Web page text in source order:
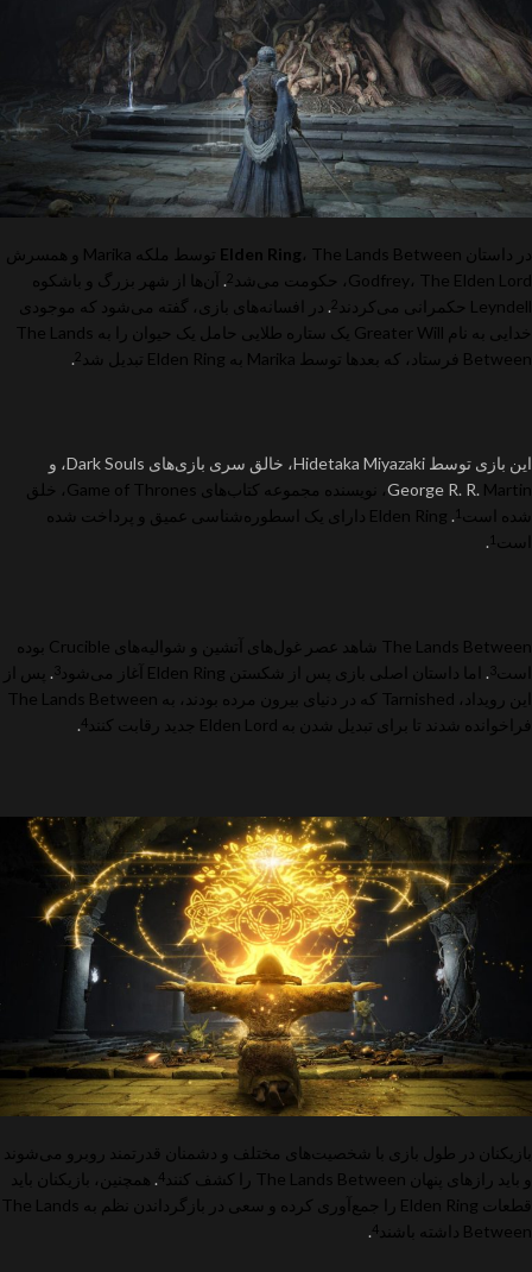
در داستان Elden Ring
، The Lands Between توسط ملکه Marika و همسرش
Godfrey، The Elden Lord، حکومت می‌شد
2
. آن‌ها از شهر بزرگ و باشکوه
Leyndell حکمرانی می‌کردند
2
. در افسانه‌های بازی، گفته می‌شود که موجودی
خدایی به نام Greater Will یک ستاره طلایی حامل یک حیوان را به The Lands
Between فرستاد، که بعدها توسط Marika به Elden Ring تبدیل شد
2
.
این بازی توسط Hidetaka Miyazaki، خالق سری بازی‌های Dark Souls، و
George R. R.
Martin، نویسنده مجموعه کتاب‌های Game of Thrones، خلق
شده است .
Elden Ring دارای یک اسطوره‌شناسی عمیق و پرداخت شده
است .
The Lands Between شاهد عصر غول‌های آتشین و شوالیه‌های Crucible بوده
است . اما داستان اصلی بازی پس از شکستن Elden Ring آغاز می‌شود . پس از
این رویداد، Tarnished که در دنیای بیرون مرده بودند، به The Lands Between
فراخوانده شدند تا برای تبدیل شدن به Elden Lord جدید رقابت کنند
.
بازیکنان در طول بازی با شخصیت‌های مختلف و دشمنان قدرتمند روبرو می‌شوند
و باید راز‌های پنهان The Lands Between را کشف کنند
. همچنین، بازیکنان باید
قطعات Elden Ring را جمع‌آوری کرده و سعی در بازگرداندن نظم به The Lands
Between داشته باشند
.